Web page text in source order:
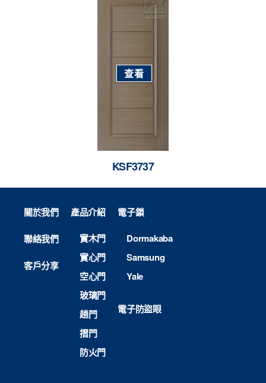
KSF3737
查看
關於我們
聯絡我們
客戶分享
產品介紹
實木門
實心門
空心門
玻璃門
趟門
摺門
防火門
電子鎖
Dormakaba
Samsung
Yale
電子防盜眼